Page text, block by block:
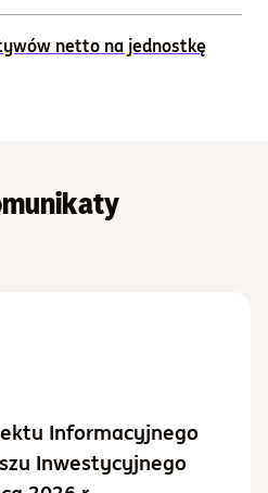
netto na jednostkę
Informacyjnego
Inwestycyjnego